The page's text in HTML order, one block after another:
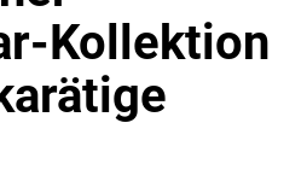
Kollektion